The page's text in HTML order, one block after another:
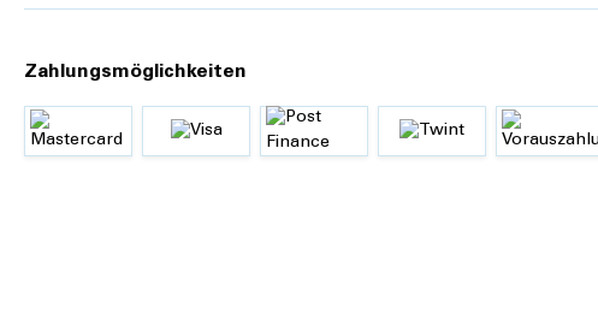
Zahlungsmöglichkeiten